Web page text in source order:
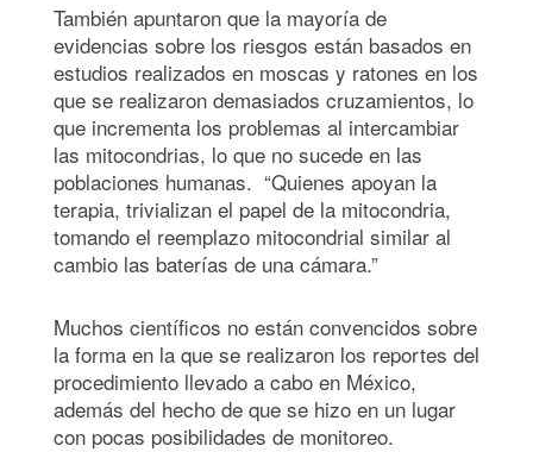
También apuntaron que la mayoría de
evidencias sobre los riesgos están basados en
estudios realizados en moscas y ratones en los
que se realizaron demasiados cruzamientos, lo
que incrementa los problemas al intercambiar
las mitocondrias, lo que no sucede en las
poblaciones humanas. “Quienes apoyan la
terapia, trivializan el papel de la mitocondria,
tomando el reemplazo mitocondrial similar al
cambio las baterías de una cámara.”
Muchos científicos no están convencidos sobre
la forma en la que se realizaron los reportes del
procedimiento llevado a cabo en México,
además del hecho de que se hizo en un lugar
con pocas posibilidades de monitoreo.